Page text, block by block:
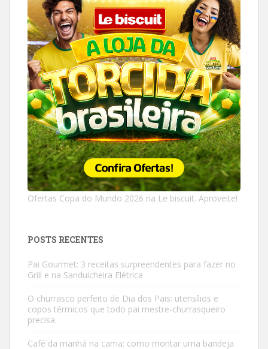
Ofertas Copa do Mundo 2026 na Le biscuit. Aproveite!
POSTS RECENTES
Pai Gourmet: 3 receitas surpreendentes para fazer no
Grill e na Sanduicheira Elétrica
O churrasco perfeito de Dia dos Pais: utensílios e
copos térmicos que todo pai mestre-churrasqueiro
precisa
Café da manhã na cama: como montar uma bandeja